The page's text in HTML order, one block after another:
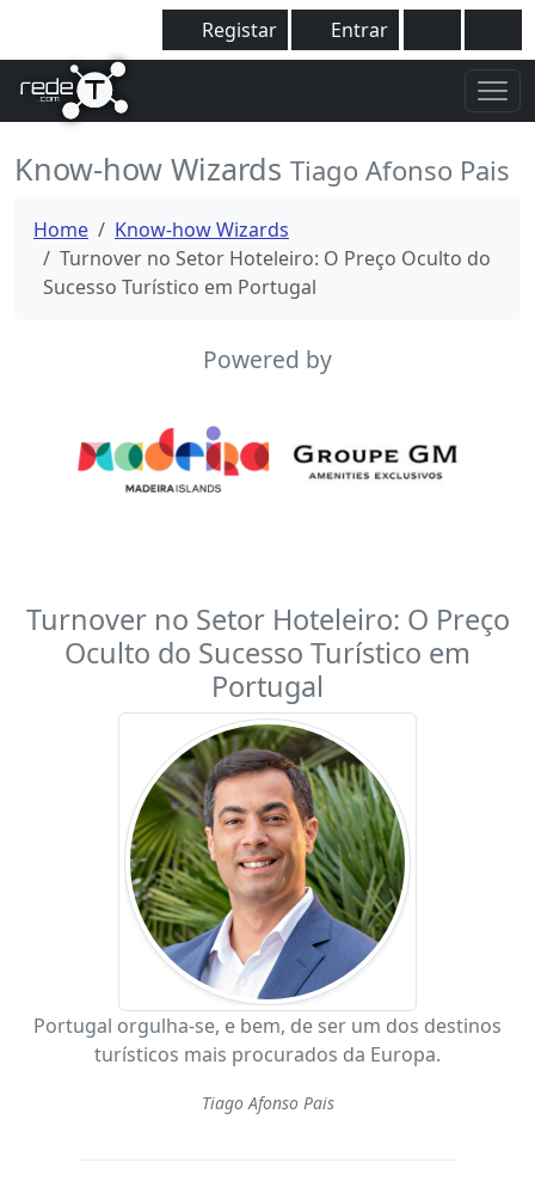
Registar Entrar
Know-how Wizards Tiago Afonso Pais
Home
Know-how Wizards
Turnover no Setor Hoteleiro: O Preço Oculto do
Sucesso Turístico em Portugal
Powered by
Turnover no Setor Hoteleiro: O Preço
Oculto do Sucesso Turístico em
Portugal
Portugal orgulha-se, e bem, de ser um dos destinos
turísticos mais procurados da Europa.
Tiago Afonso Pais